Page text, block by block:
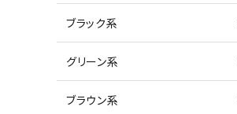
ブラック系
グリーン系
ブラウン系